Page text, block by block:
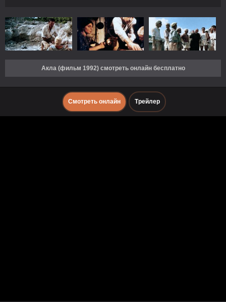
Акла (фильм 1992) смотреть онлайн бесплатно
Смотреть онлайн Трейлер